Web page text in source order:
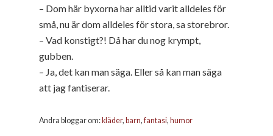
– Dom här byxorna har alltid varit alldeles för
små, nu är dom alldeles för stora, sa storebror.
– Vad konstigt?! Då har du nog krympt,
gubben.
– Ja, det kan man säga. Eller så kan man säga
att jag fantiserar.
Andra bloggar om:kläder, barn,fantasi, humor